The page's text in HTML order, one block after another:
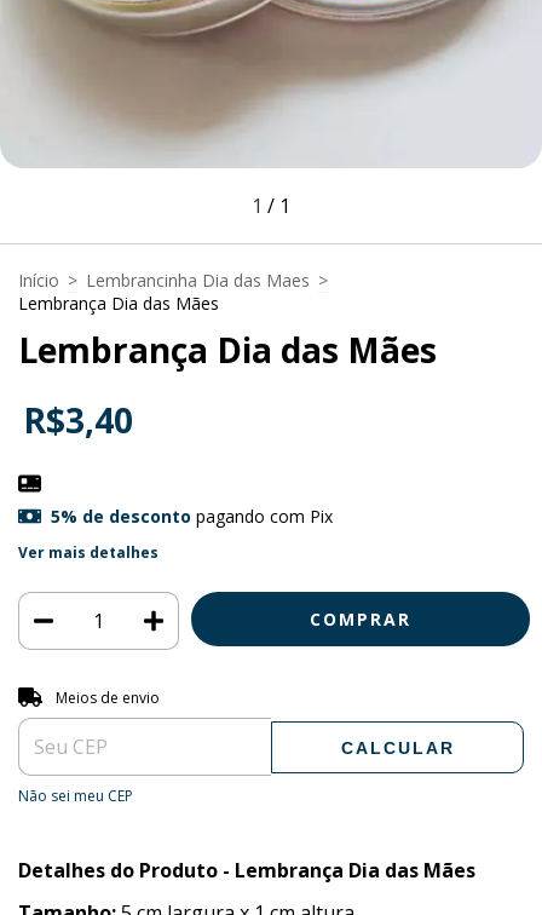
1 / 1
Início > Lembrancinha Dia das Maes >
Lembrança Dia das Mães
Lembrança Dia das Mães
R$3,40
5% de desconto pagando com Pix
Ver mais detalhes
Entregas para o CEP:
Meios de envio
CALCULAR
Não sei meu CEP
Detalhes do Produto - Lembrança Dia das Mães